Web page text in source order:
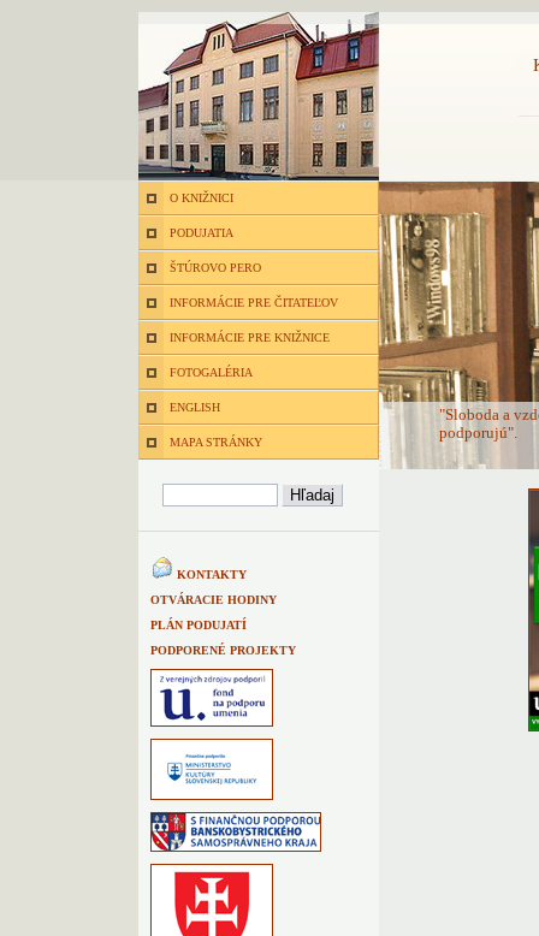
O KNIŽNICI
PODUJATIA
ŠTÚROVO PERO
INFORMÁCIE PRE ČITATEĽOV
INFORMÁCIE PRE KNIŽNICE
FOTOGALÉRIA
ENGLISH
MAPA STRÁNKY
KONTAKTY
OTVÁRACIE HODINY
PLÁN PODUJATÍ
PODPORENÉ PROJEKTY
"Sloboda a
podporujú".